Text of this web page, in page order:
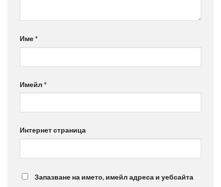
Име*
Имейл *
Интернет страница
Запазване на името, имейл адреса и уебсайта